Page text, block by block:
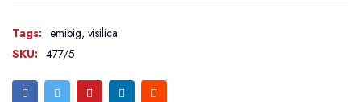
Tags: emibig, visilica
SKU: 477/5